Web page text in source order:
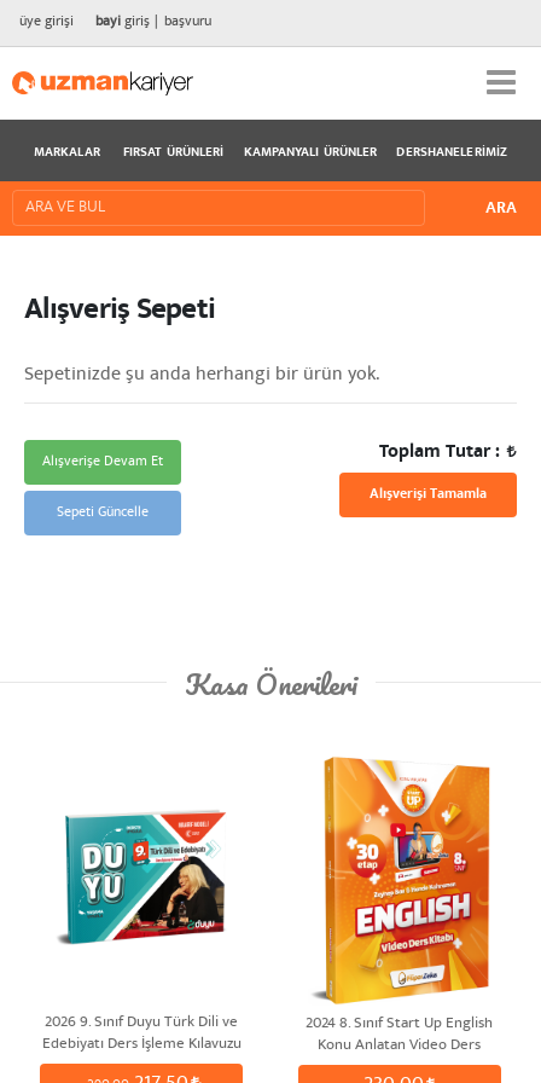
üye girişi bayigiriş başvuru
MARKALAR FIRSAT ÜRÜNLERI KAMPANYALI ÜRÜNLER DERSHANELERIMIZ
Alışveriş Sepeti
Sepetinizde şu anda herhangi bir ürün yok.
Alışverişe Devam Et
Sepeti Güncelle
Toplam Tutar :
Alışverişi Tamamla
Kasa Önerileri
2026 9. Sınıf Duyu Türk Dili ve
Edebiyatı Ders İşleme Kılavuzu
| Türkiye Yüzyılı & Maarif
2024 8. Sınıf Start Up English
Konu Anlatan Video Ders
Kitabı | Zeynep BAV & Hande